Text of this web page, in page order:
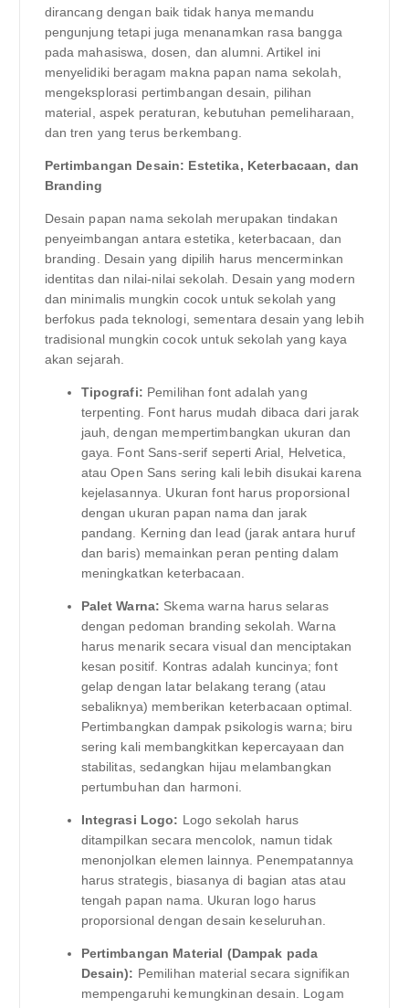
dirancang dengan baik tidak hanya memandu
pengunjung tetapi juga menanamkan rasa bangga
pada mahasiswa, dosen, dan alumni. Artikel ini
menyelidiki beragam makna papan nama sekolah,
mengeksplorasi pertimbangan desain, pilihan
material, aspek peraturan, kebutuhan pemeliharaan,
dan tren yang terus berkembang.
Pertimbangan Desain: Estetika, Keterbacaan, dan
Branding
Desain papan nama sekolah merupakan tindakan
penyeimbangan antara estetika, keterbacaan, dan
branding. Desain yang dipilih harus mencerminkan
identitas dan nilai-nilai sekolah. Desain yang modern
dan minimalis mungkin cocok untuk sekolah yang
berfokus pada teknologi, sementara desain yang lebih
tradisional mungkin cocok untuk sekolah yang kaya
akan sejarah.
Tipografi: Pemilihan font adalah yang
terpenting. Font harus mudah dibaca dari jarak
jauh, dengan mempertimbangkan ukuran dan
gaya. Font Sans-serif seperti Arial, Helvetica,
atau Open Sans sering kali lebih disukai karena
kejelasannya. Ukuran font harus proporsional
dengan ukuran papan nama dan jarak
pandang. Kerning dan lead (jarak antara huruf
dan baris) memainkan peran penting dalam
meningkatkan keterbacaan.
Palet Warna: Skema warna harus selaras
dengan pedoman branding sekolah. Warna
harus menarik secara visual dan menciptakan
kesan positif. Kontras adalah kuncinya; font
gelap dengan latar belakang terang (atau
sebaliknya) memberikan keterbacaan optimal.
Pertimbangkan dampak psikologis warna; biru
sering kali membangkitkan kepercayaan dan
stabilitas, sedangkan hijau melambangkan
pertumbuhan dan harmoni.
Integrasi Logo: Logo sekolah harus
ditampilkan secara mencolok, namun tidak
menonjolkan elemen lainnya. Penempatannya
harus strategis, biasanya di bagian atas atau
tengah papan nama. Ukuran logo harus
proporsional dengan desain keseluruhan.
Pertimbangan Material (Dampak pada
Desain): Pemilihan material secara signifikan
mempengaruhi kemungkinan desain. Logam